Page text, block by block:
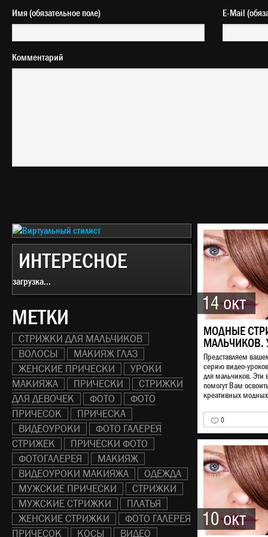
Имя (обязательное поле) E-Mail
Комментарий
ИНТЕРЕСНОЕ
загрузка...
МЕТКИ
СТРИЖКИ ДЛЯ МАЛЬЧИКОВ
ВОЛОСЫ
МАКИЯЖ ГЛАЗ
ЖЕНСКИЕ ПРИЧЕСКИ
УРОКИ
МАКИЯЖА
ПРИЧЕСКИ
СТРИЖКИ
ДЛЯ ДЕВОЧЕК
ФОТО
ФОТО
ПРИЧЕСОК
ПРИЧЕСКА
ВИДЕОУРОКИ
ФОТО ГАЛЕРЕЯ
СТРИЖЕК
ПРИЧЕСКИ ФОТО
ФОТОГАЛЕРЕЯ
МАКИЯЖ
ВИДЕОУРОКИ МАКИЯЖА
ОДЕЖДА
МУЖСКИЕ ПРИЧЕСКИ
СТРИЖКИ
МУЖСКИЕ СТРИЖКИ
ПЛАТЬЯ
ЖЕНСКИЕ СТРИЖКИ
ФОТО ГАЛЕРЕЯ
ПРИЧЕСОК
КОСЫ ВИДЕО
14 окт
МОДНЫЕ
МАЛЬЧИКОВ.
Представляем
серию видео-
для мальчиков. Эти
помогут Вам
креативных
Забиваем
КУВАЛДОЙ -
возможности
SeoHammer
Каждая ссылка
по трем
Трафик и SMM.
делает
прозрачным и
занятием.
ссылки, статьи,
0
10 окт